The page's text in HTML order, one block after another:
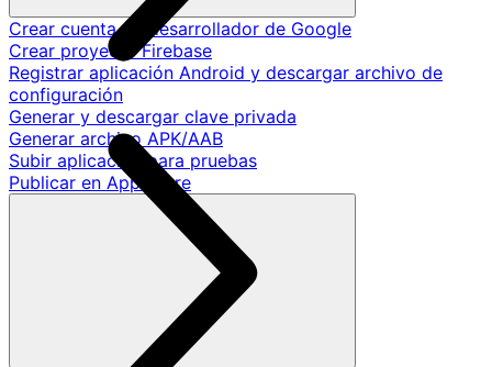
Crear cuenta de desarrollador de Google
Crear proyecto Firebase
Registrar aplicación Android y descargar archivo de
configuración
Generar y descargar clave privada
Generar archivo APK/AAB
Subir aplicación para pruebas
Publicar en App Store